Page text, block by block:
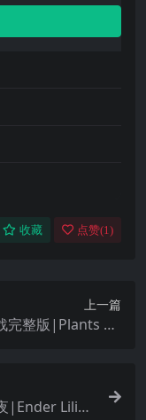
收藏 点赞(1 )
上一篇
完整版|Plants vs.
|Ender Lilie